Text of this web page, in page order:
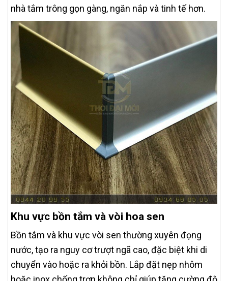
nhà tắm trông gọn gàng, ngăn nắp và tinh tế hơn.
Khu vực bồn tắm và vòi hoa sen
Bồn tắm và khu vực vòi sen thường xuyên đọng
nước, tạo ra nguy cơ trượt ngã cao, đặc biệt khi di
chuyển vào hoặc ra khỏi bồn. Lắp đặt nẹp nhôm